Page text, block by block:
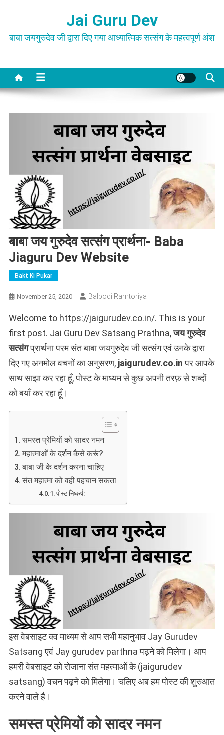
content
Jai Guru Dev
बाबा जयगुरुदेव जी द्वारा दिए गया आध्यात्मिक सत्संग के महत्वपूर्ण अंश
बाबा जय गुरुदेव सत्संग प्रार्थना- Baba
Jiaguru Dev Website
Bakt Ki Pukar
November 25, 2020 Balbodi Ramtoriya
Welcome to https://jaigurudev.co.in/. This is your
first post. Jai Guru Dev Satsang Prathna,जय गुरुदेव
सत्संगप्रार्थना परम संत बाबा जयगुरुदेव जी सत्संग एवं उनके द्वारा
दिए गए अनमोल वचनों का अनुसरण, jaigurudev.co.inपर आपके
साथ साझा कर रहा हूँ, पोस्ट के माध्यम से कुछ अपनी तरफ़ से शब्दों
को बयाँ कर रहा हूँ।
समस्त प्रेमियों को सादर नमन
महात्माओं के दर्शन कैसे करूं?
बाबा जी के दर्शन करना चाहिए
संत महात्मा को वही पहचान सकता
पोस्ट निष्कर्ष:
इस वेबसाइट क्व माध्यम से आप सभी महानुभाव Jay Gurudev
Satsang एवं Jay gurudev parthna पढ़ने को मिलेगा। आप
हमरी वेबसाइट को रोजाना संत महत्माओं के (jaigurudev
satsang) वचन पढ़ने को मिलेगा। चलिए अब हम पोस्ट की शुरुआत
करने वाले है।
समस्त प्रेमियों को सादर नमन